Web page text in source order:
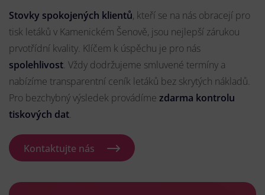
Stovky spokojených klientů, kteří se na nás obracejí pro
tisk letáků v Kamenickém Šenově, jsou nejlepší zárukou
prvotřídní kvality. Klíčem k úspěchu je pro nás
spolehlivost. Vždy dodržujeme smluvené termíny a
nabízíme transparentní ceník letáků bez skrytých nákladů.
Pro bezchybný výsledek provádíme zdarma kontrolu
tiskových dat.
Kontaktujte nás